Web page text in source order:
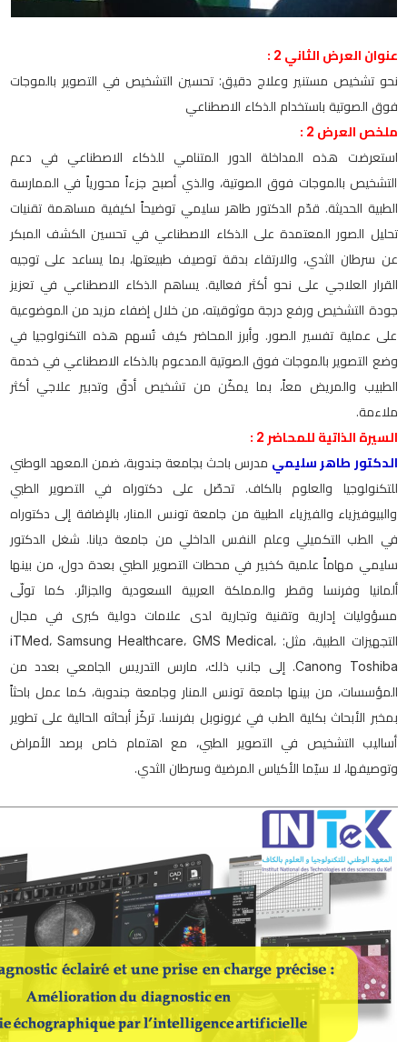
عنوان العرض الثاني 2 :
نحو تشخيص مستنير وعلاج دقيق: تحسين التشخيص في التصوير بالموجات
فوق الصوتية باستخدام الذكاء الاصطناعي
ملخص العرض 2 :
استعرضت هذه المداخلة الدور المتنامي للذكاء الاصطناعي في دعم
التشخيص بالموجات فوق الصوتية، والذي أصبح جزءاً محورياً في الممارسة
الطبية الحديثة. قدّم الدكتور طاهر سليمي توضيحاً لكيفية مساهمة تقنيات
تحليل الصور المعتمدة على الذكاء الاصطناعي في تحسين الكشف المبكر
عن سرطان الثدي، والارتقاء بدقة توصيف طبيعتها، بما يساعد على توجيه
القرار العلاجي على نحو أكثر فعالية. يساهم الذكاء الاصطناعي في تعزيز
جودة التشخيص ورفع درجة موثوقيته، من خلال إضفاء مزيد من الموضوعية
على عملية تفسير الصور. وأبرز المحاضر كيف تُسهم هذه التكنولوجيا في
وضع التصوير بالموجات فوق الصوتية المدعوم بالذكاء الاصطناعي في خدمة
الطبيب والمريض معاً، بما يمكّن من تشخيص أدقّ وتدبير علاجي أكثر
ملاءمة.
السيرة الذاتية للمحاضر 2 :
الدكتور طاهر سليمي مدرس باحث بجامعة جندوبة، ضمن المعهد الوطني
للتكنولوجيا والعلوم بالكاف. تحصّل على دكتوراه في التصوير الطبي
والبيوفيزياء والفيزياء الطبية من جامعة تونس المنار، بالإضافة إلى دكتوراه
في الطب التكميلي وعلم النفس الداخلي من جامعة ديانا. شغل الدكتور
سليمي مهاماً علمية كخبير في محطات التصوير الطبي بعدة دول، من بينها
ألمانيا وفرنسا وقطر والمملكة العربية السعودية والجزائر. كما تولّى
مسؤوليات إدارية وتقنية وتجارية لدى علامات دولية كبرى في مجال
التجهيزات الطبية، مثل: iTMed، Samsung Healthcare، GMS Medical،
Toshiba وCanon. إلى جانب ذلك، مارس التدريس الجامعي بعدد من
المؤسسات، من بينها جامعة تونس المنار وجامعة جندوبة، كما عمل باحثاً
بمخبر الأبحاث بكلية الطب في غرونوبل بفرنسا. تركّز أبحاثه الحالية على تطوير
أساليب التشخيص في التصوير الطبي، مع اهتمام خاص برصد الأمراض
وتوصيفها، لا سيّما الأكياس المرضية وسرطان الثدي.